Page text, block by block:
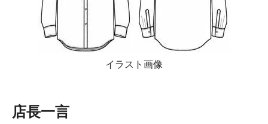
イラスト画像
店長一言